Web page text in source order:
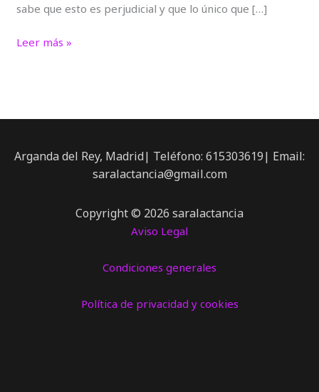
sabe que esto es perjudicial y que lo único que […]
Leer más »
Arganda del Rey, Madrid| Teléfono: 615303619| Email:
saralactancia@gmail.com
Copyright © 2026 saralactancia
Aviso Legal
Condiciones generales
Política de privacidad y cookies